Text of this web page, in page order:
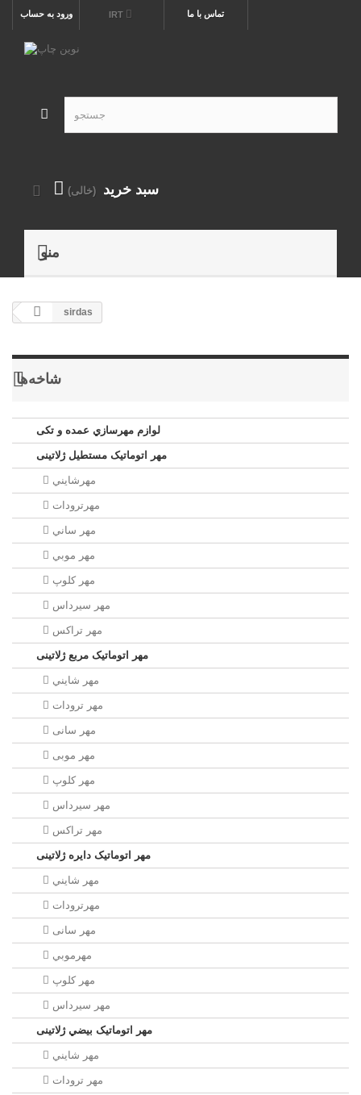
ورود به حساب IRT تماس با ما
سبد خرید (خالی)
منو
sirdas
شاخه‌ها
لوازم مهرسازي عمده و تکی
مهر اتوماتیک مستطيل ژلاتینی
مهرشايني
مهرترودات
مهر ساني
مهر موبي
مهر كلوپ
مهر سيرداس
مهر تراکس
مهر اتوماتیک مربع ژلاتینی
مهر شايني
مهر ترودات
مهر سانی
مهر موبی
مهر كلوپ
مهر سيرداس
مهر تراکس
مهر اتوماتیک دايره ژلاتینی
مهر شايني
مهرترودات
مهر سانی
مهرموبي
مهر كلوپ
مهر سيرداس
مهر اتوماتیک بيضي ژلاتینی
مهر شايني
مهر ترودات